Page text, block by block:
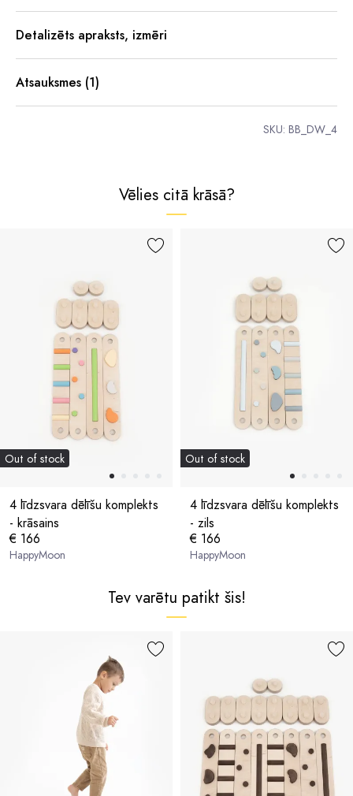
Detalizēts apraksts, izmēri
Atsauksmes (1)
SKU: BB_DW_4
Vēlies citā krāsā?
Out of stock
4 līdzsvara dēlīšu komplekts
- krāsains
€ 166
HappyMoon
Out of stock
4 līdzsvara dēlīšu komplekts
- zils
€ 166
HappyMoon
Tev varētu patikt šis!